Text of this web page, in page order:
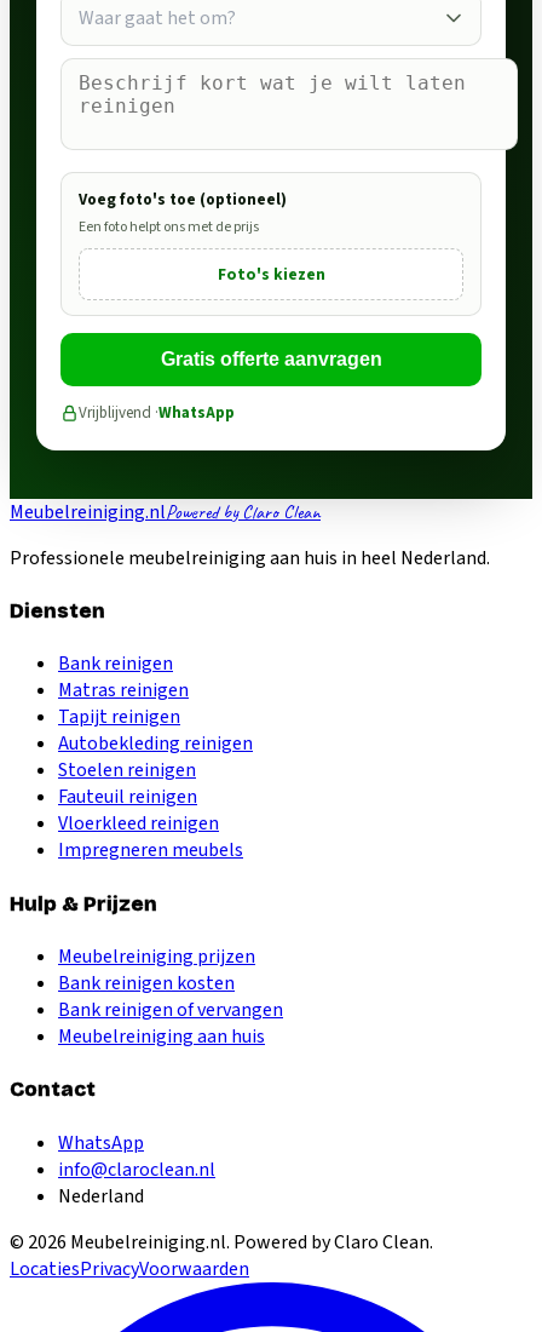
Waar gaat het om?
Voeg foto's toe (optioneel)
Een foto helpt ons met de prijs
Foto's kiezen
Gratis offerte aanvragen
Vrijblijvend ·WhatsApp
Meubelreiniging.nlPowered by Claro Clean
Professionele meubelreiniging aan huis in heel Nederland.
Diensten
Bank reinigen
Matras reinigen
Tapijt reinigen
Autobekleding reinigen
Stoelen reinigen
Fauteuil reinigen
Vloerkleed reinigen
Impregneren meubels
Hulp & Prijzen
Meubelreiniging prijzen
Bank reinigen kosten
Bank reinigen of vervangen
Meubelreiniging aan huis
Contact
WhatsApp
info@claroclean.nl
Nederland
© 2026 Meubelreiniging.nl. Powered by Claro Clean.
LocatiesPrivacyVoorwaarden